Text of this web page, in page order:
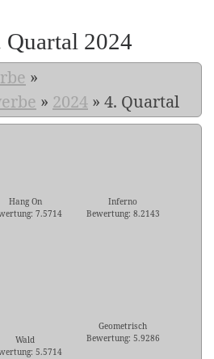
Quartal 2024
»
» 2024 » 4. Quartal
Hang On
7.5714
Inferno
Bewertung: 8.2143
Wald
5.5714
Geometrisch
Bewertung: 5.9286